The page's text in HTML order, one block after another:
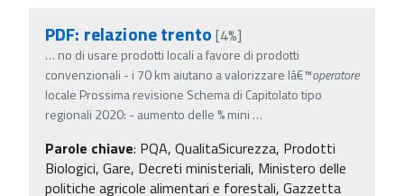
PDF: relazione trento [4%]
… no di usare prodotti locali a favore di prodotti
convenzionali - i 70 km aiutano a valorizzare lâ€™operatore
locale Prossima revisione Schema di Capitolato tipo
regionali 2020: - aumento delle % mini …
Parole chiave: PQA, QualitaSicurezza, Prodotti
Biologici, Gare, Decreti ministeriali, Ministero delle
politiche agricole alimentari e forestali, Gazzetta